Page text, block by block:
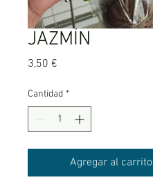
JAZMÍN
3,50 €
Cantidad *
Agregar al carrito